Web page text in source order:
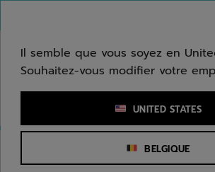
Saisir un mot clé ou un numéro
Il semble que vous soyez en
Souhaitez-vous modifier votre
UNITED STATES
BELGIQUE